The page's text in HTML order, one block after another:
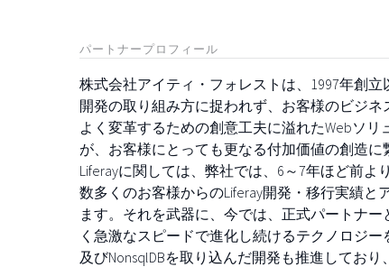
パートナープロフィール
株式会社アイティ・フォレストは、1997年創
開発の取り組み方に捉われず、お客様のビジ
よく変革するための創意工夫に溢れたWebソ
が、お客様にとっても更なる付加価値の創造
Liferayに関しては、弊社では、6～7年ほど前
数多くのお客様からのLiferay開発・移行実績
ます。それを武器に、今では、正式パートナ
く急激なスピードで進化し続けるテクノロジ
及びNonsqlDBを取り込んだ開発も推進してお